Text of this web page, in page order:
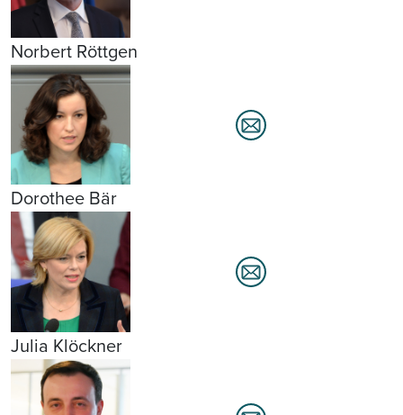
Norbert Röttgen
Dorothee Bär
Julia Klöckner